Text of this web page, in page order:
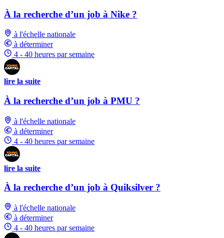
À la recherche d’un job à Nike ?
à l'échelle nationale
à déterminer
4 - 40 heures par semaine
lire la suite
À la recherche d’un job à PMU ?
à l'échelle nationale
à déterminer
4 - 40 heures par semaine
lire la suite
À la recherche d’un job à Quiksilver ?
à l'échelle nationale
à déterminer
4 - 40 heures par semaine